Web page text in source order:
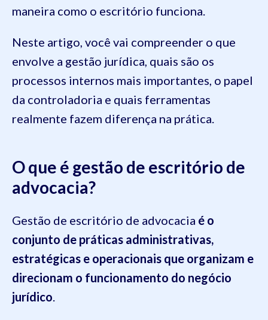
maneira como o escritório funciona.
Neste artigo, você vai compreender o que
envolve a gestão jurídica, quais são os
processos internos mais importantes, o papel
da controladoria e quais ferramentas
realmente fazem diferença na prática.
O que é gestão de escritório de
advocacia?
Gestão de escritório de advocacia é o
conjunto de práticas administrativas,
estratégicas e operacionais que organizam e
direcionam o funcionamento do negócio
jurídico.